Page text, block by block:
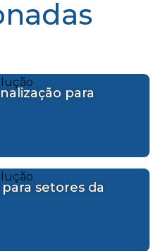
para
setores da